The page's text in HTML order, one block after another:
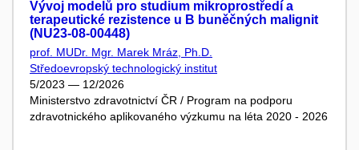
Vývoj modelů pro studium mikroprostředí a
terapeutické rezistence u B buněčných malignit
(NU23-08-00448)
prof. MUDr. Mgr. Marek Mráz, Ph.D.
Středoevropský technologický institut
5/2023 — 12/2026
Ministerstvo zdravotnictví ČR / Program na podporu
zdravotnického aplikovaného výzkumu na léta 2020 - 2026